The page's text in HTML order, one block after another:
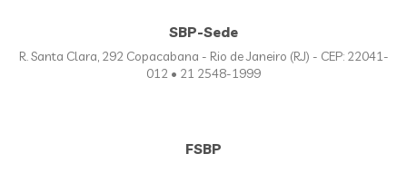
SBP-Sede
R. Santa Clara, 292 Copacabana - Rio de Janeiro (RJ) - CEP: 22041-
012 • 21 2548-1999
FSBP